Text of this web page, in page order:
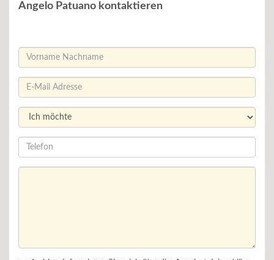
Angelo Patuano kontaktieren